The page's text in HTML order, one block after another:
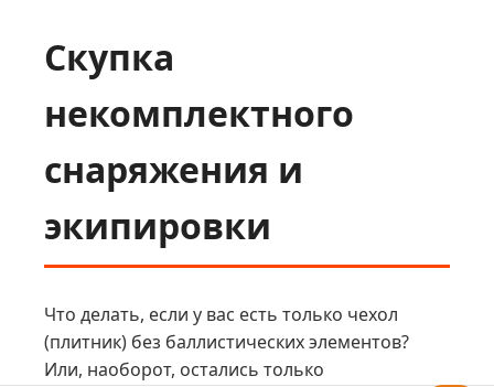
Скупка
некомплектного
снаряжения и
экипировки
Что делать, если у вас есть только чехол
(плитник) без баллистических элементов?
Или, наоборот, остались только